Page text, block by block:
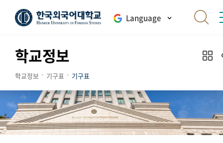
Language
학교정보
학교정보 기구표 기구표